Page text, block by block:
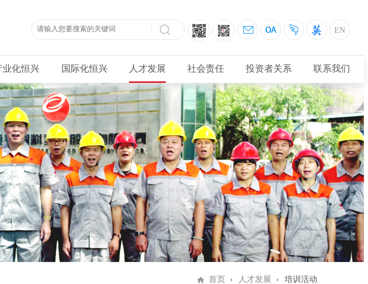
EN
业化恒兴 国际化恒兴 人才发展 社会责任 投资者关系 联系我们
首页 人才发展
培训活动